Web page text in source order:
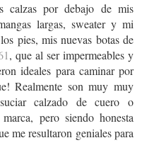
calzas por debajo de mis
largas, sweater y mi
pies, mis nuevas botas de
, que al ser impermeables y
ideales para caminar por
Realmente son muy muy
calzado de cuero o
pero siendo honesta
me resultaron geniales para